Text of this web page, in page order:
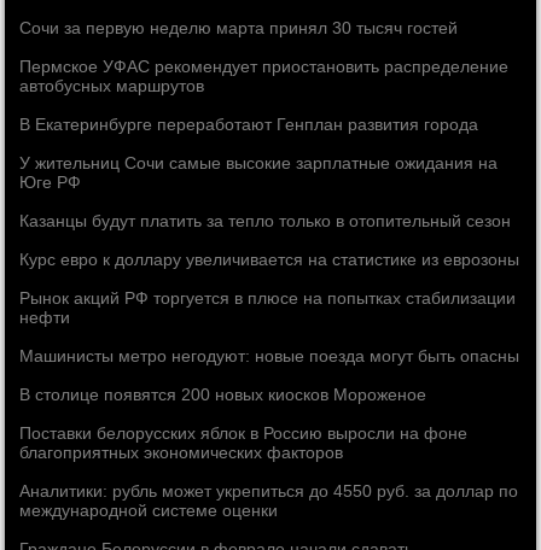
Сочи за первую неделю марта принял 30 тысяч гостей
Пермское УФАС рекомендует приостановить распределение
автобусных маршрутов
В Екатеринбурге переработают Генплан развития города
У жительниц Сочи самые высокие зарплатные ожидания на
Юге РФ
Казанцы будут платить за тепло только в отопительный сезон
Курс евро к доллару увеличивается на статистике из еврозоны
Рынок акций РФ торгуется в плюсе на попытках стабилизации
нефти
Машинисты метро негодуют: новые поезда могут быть опасны
В столице появятся 200 новых киосков Мороженое
Поставки белорусских яблок в Россию выросли на фоне
благоприятных экономических факторов
Аналитики: рубль может укрепиться до 4550 руб. за доллар по
международной системе оценки